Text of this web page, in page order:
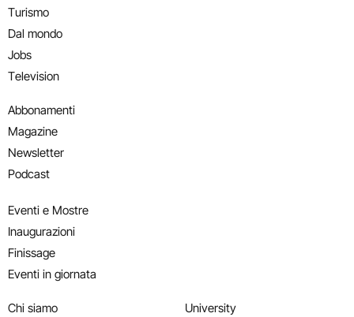
Turismo
Dal mondo
Jobs
Television
Abbonamenti
Magazine
Newsletter
Podcast
Eventi e Mostre
Inaugurazioni
Finissage
Eventi in giornata
Chi siamo
University